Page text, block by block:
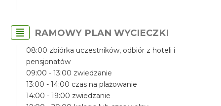
RAMOWY PLAN WYCIECZKI
08:00 zbiórka uczestników, odbiór z hoteli i
pensjonatów
09:00 - 13:00 zwiedzanie
13:00 - 14:00 czas na plażowanie
14:00 - 19:00 zwiedzanie